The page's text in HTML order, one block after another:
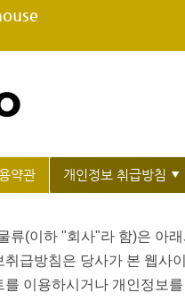
약관
류(이하 "회사"라 함)은 아
취급방침은 당사가 본 웹사
를 이용하시거나 개인정보